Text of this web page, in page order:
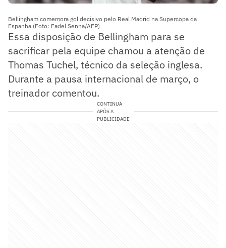
Bellingham comemora gol decisivo pelo Real Madrid na Supercopa da
Espanha (Foto: Fadel Senna/AFP)
Essa disposição de Bellingham para se
sacrificar pela equipe chamou a atenção de
Thomas Tuchel, técnico da seleção inglesa.
Durante a pausa internacional de março, o
treinador comentou.
CONTINUA
APÓS A
PUBLICIDADE